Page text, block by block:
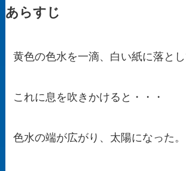
あらすじ
黄色の色水を一滴、白い紙に落とし
これに息を吹きかけると・・・
色水の端が広がり、太陽になった。